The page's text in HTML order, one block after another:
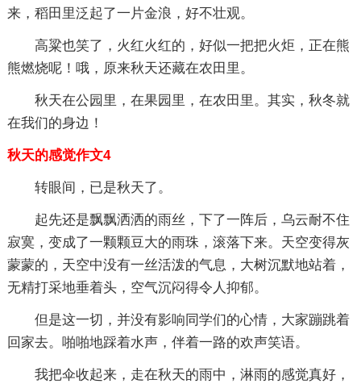
来，稻田里泛起了一片金浪，好不壮观。
高粱也笑了，火红火红的，好似一把把火炬，正在熊
熊燃烧呢！哦，原来秋天还藏在农田里。
秋天在公园里，在果园里，在农田里。其实，秋冬就
在我们的身边！
秋天的感觉作文4
转眼间，已是秋天了。
起先还是飘飘洒洒的雨丝，下了一阵后，乌云耐不住
寂寞，变成了一颗颗豆大的雨珠，滚落下来。天空变得灰
蒙蒙的，天空中没有一丝活泼的气息，大树沉默地站着，
无精打采地垂着头，空气沉闷得令人抑郁。
但是这一切，并没有影响同学们的心情，大家蹦跳着
回家去。啪啪地踩着水声，伴着一路的欢声笑语。
我把伞收起来，走在秋天的雨中，淋雨的感觉真好，